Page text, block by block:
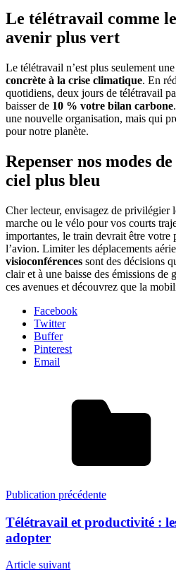
Le télétravail comme
avenir plus vert
Le télétravail n’est plus seulement
concrète à la crise climatique. En
quotidiens, deux jours de télétravail
baisser de 10 % votre bilan carbone
une nouvelle organisation, mais qui
pour notre planète.
Repenser nos modes
ciel plus bleu
Cher lecteur, envisagez de privilégier
marche ou le vélo pour vos courts
importantes, le train devrait être
l’avion. Limiter les déplacements
visioconférences sont des décisions
clair et à une baisse des émissions de
ces avenues et découvrez que la
Facebook
Twitter
Buffer
Pinterest
Email
Navigation
de
l’article
Publication précédente
Télétravail et productivité :
adopter
Article suivant